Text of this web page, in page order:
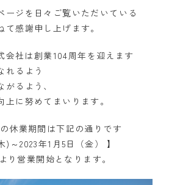
ージを日々ご覧いただいている
感謝申し上げます。
会社は創業104周年を迎えます
れるよう
るよう、
上に努めてまいります。
休業期間は下記の通りです
) ～2023年1 月 5 日（金） 】
より営業開始となります。